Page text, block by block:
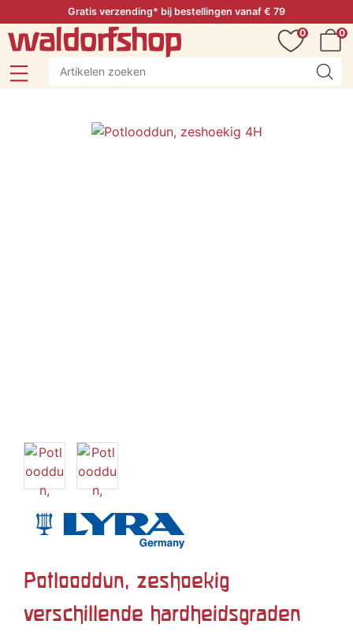
Gratis verzending* bij bestellingen vanaf € 79
0
0
Potlooddun, zeshoekig
verschillende hardheidsgraden